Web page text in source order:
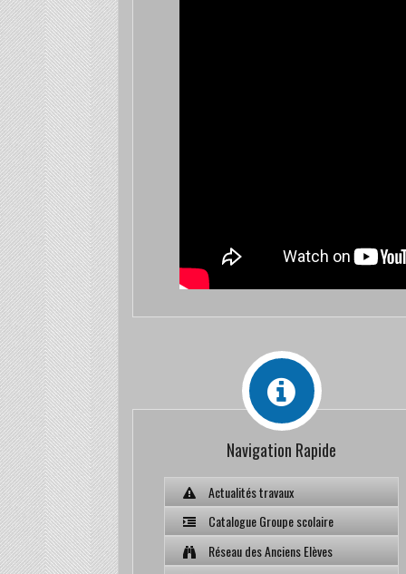
Navigation Rapide
Actualités travaux
Catalogue Groupe scolaire
Réseau des Anciens Elèves